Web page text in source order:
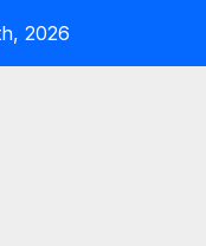
Estas ladas son
2026